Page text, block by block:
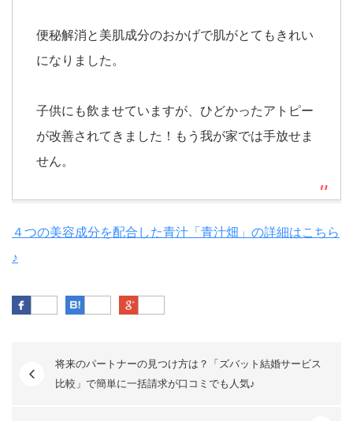
便秘解消と美肌成分のおかげで肌がとてもきれい
になりました。
子供にも飲ませていますが、ひどかったアトピー
が改善されてきました！もう我が家では手放せま
せん。
４つの美容成分を配合した青汁「青汁畑」の詳細はこちら
♪
Facebook はてなブックマーク
将来のパートナーの見つけ方は？「ズバット結婚サービス
比較」で簡単に一括請求が口コミでも人気♪